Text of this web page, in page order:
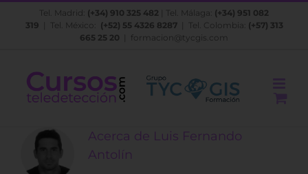
Saltar
Tel. Madrid: (+34) 910 325 482 | Tel. Málaga: (+34) 951 082
319 | Tel. México: (+52) 55 4326 8287| Tel. Colombia: (+57) 313
665 25 20
formacion@tycgis.com
Acerca de Luis Fernando
Antolín